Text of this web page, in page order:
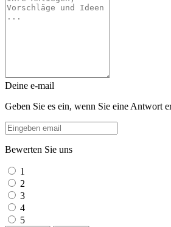
Deine e-mail
Geben Sie es ein, wenn Sie eine Antwort
Bewerten Sie uns
1
2
3
4
5